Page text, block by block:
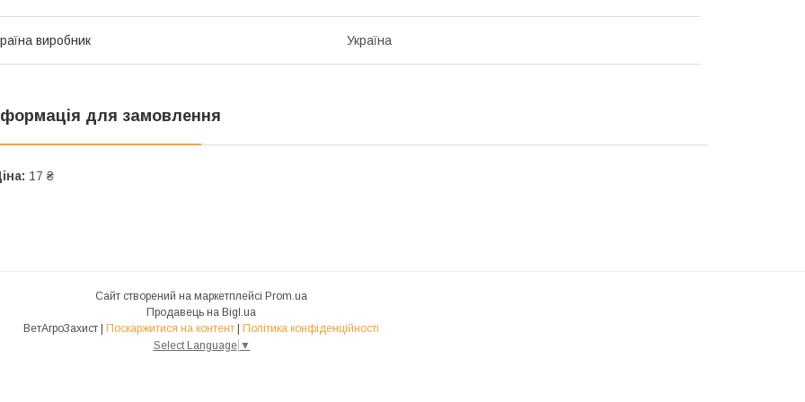
виробник Україна
для замовлення
17 ₴
Сайт створений на маркетплейсі Prom.ua
Продавець на Bigl.ua
Поскаржитися на контент
Політика конфіденційності
Select Language ▼